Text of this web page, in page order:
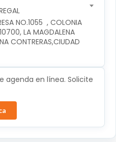
NO.1055  , COLONIA
LA MAGDALENA
CONTRERAS,CIUDAD
agenda en línea. Solicite